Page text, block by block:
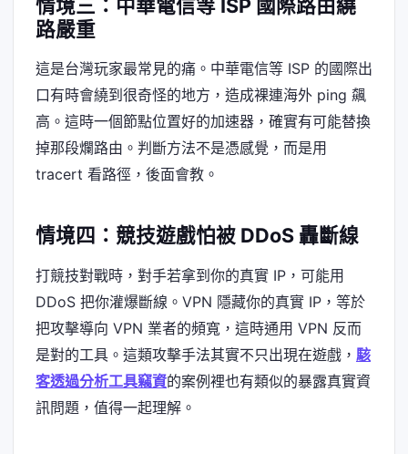
情境三：中華電信等 ISP 國際路由繞
路嚴重
這是台灣玩家最常見的痛。中華電信等 ISP 的國際出
口有時會繞到很奇怪的地方，造成裸連海外 ping 飆
高。這時一個節點位置好的加速器，確實有可能替換
掉那段爛路由。判斷方法不是憑感覺，而是用
tracert 看路徑，後面會教。
情境四：競技遊戲怕被 DDoS 轟斷線
打競技對戰時，對手若拿到你的真實 IP，可能用
DDoS 把你灌爆斷線。VPN 隱藏你的真實 IP，等於
把攻擊導向 VPN 業者的頻寬，這時通用 VPN 反而
是對的工具。這類攻擊手法其實不只出現在遊戲， 駭
客透過分析工具竊資的案例裡也有類似的暴露真實資
訊問題，值得一起理解。